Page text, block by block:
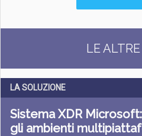
LE
LA SOLUZIONE
Sistema XDR
gli ambienti